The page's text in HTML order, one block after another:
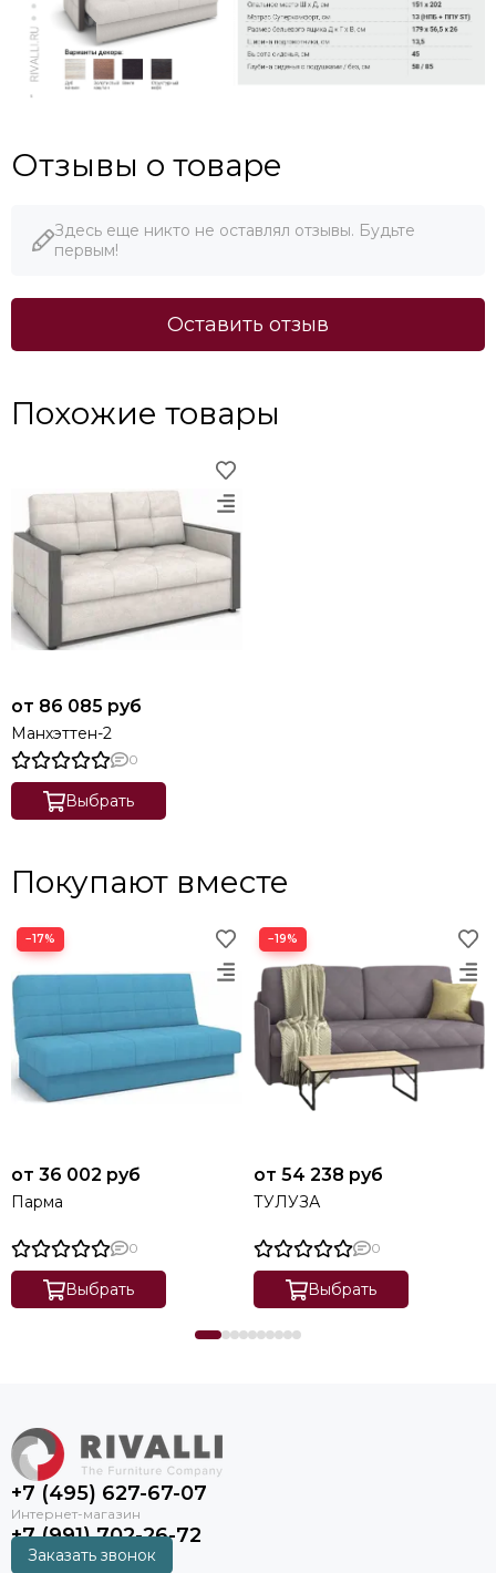
Отзывы о товаре
Здесь еще никто не оставлял отзывы. Будьте
первым!
Оставить отзыв
Похожие товары
от 86 085 руб
Манхэттен-2
0
Выбрать
Покупают вместе
−17%
от 36 002 руб
Парма
0
Выбрать
−19%
от 54 238 руб
ТУЛУЗА
0
Выбрать
+7 (495) 627-67-07
+7 (991) 702-26-72
Заказать звонок